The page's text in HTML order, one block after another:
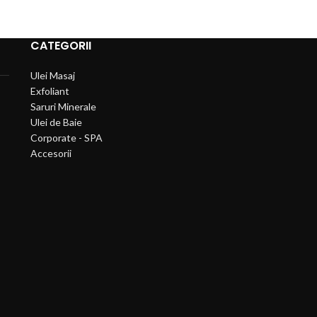
CATEGORII
Ulei Masaj
Exfoliant
Saruri Minerale
Ulei de Baie
Corporate - SPA
Accesorii